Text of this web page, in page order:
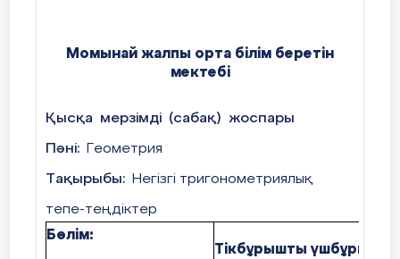
Момынай жалпы орта білім беретін
мектебі
Қысқа мерзімді (сабақ) жоспары
Пәні: Геометрия
Тақырыбы: Негізгі тригонометриялық
тепе-теңдіктер
Бөлім:
Тікбұрышты